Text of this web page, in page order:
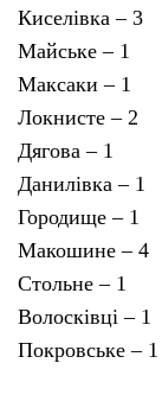
Киселівка – 3
Майське – 1
Максаки – 1
Локнисте – 2
Дягова – 1
Данилівка – 1
Городище – 1
Макошине – 4
Стольне – 1
Волосківці – 1
Покровське – 1